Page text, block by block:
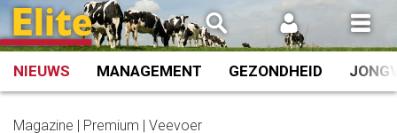
Spring
naar
inhoud
NIEUWS MANAGEMENT GEZONDHEID
Magazine | Premium | Veevoer